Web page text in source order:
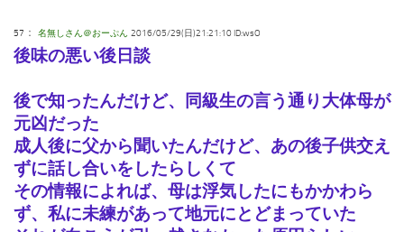
57 ： 名無しさん＠おーぷん 2016/05/29(日)21:21:10 ID:wsO
後味の悪い後日談
後で知ったんだけど、同級生の言う通り大体母が
元凶だった
成人後に父から聞いたんだけど、あの後子供交え
ずに話し合いをしたらしくて
その情報によれば、母は浮気したにもかかわら
ず、私に未練があって地元にとどまっていた